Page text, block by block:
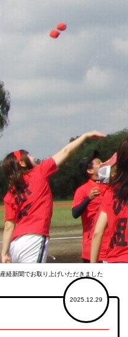
産経新聞でお取り上げいただきました
2025.12.29